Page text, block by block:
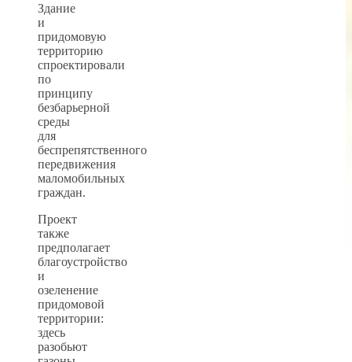
Здание
и
придомовую
территорию
спроектировали
по
принципу
безбарьерной
среды
для
беспрепятственного
передвижения
маломобильных
граждан.
Проект
также
предполагает
благоустройство
и
озеленение
придомовой
территории:
здесь
разобьют